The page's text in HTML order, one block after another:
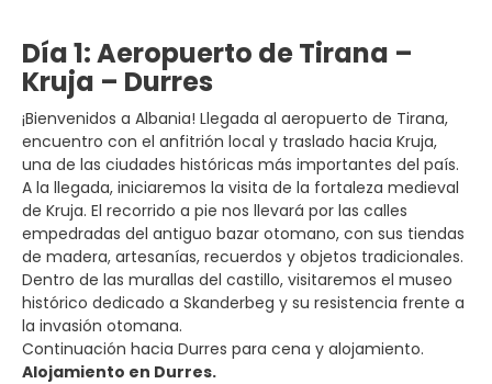
Día 1: Aeropuerto de Tirana –
Kruja – Durres
¡Bienvenidos a Albania! Llegada al aeropuerto de Tirana,
encuentro con el anfitrión local y traslado hacia Kruja,
una de las ciudades históricas más importantes del país.
A la llegada, iniciaremos la visita de la fortaleza medieval
de Kruja. El recorrido a pie nos llevará por las calles
empedradas del antiguo bazar otomano, con sus tiendas
de madera, artesanías, recuerdos y objetos tradicionales.
Dentro de las murallas del castillo, visitaremos el museo
histórico dedicado a Skanderbeg y su resistencia frente a
la invasión otomana.
Continuación hacia Durres para cena y alojamiento.
Alojamiento en Durres.